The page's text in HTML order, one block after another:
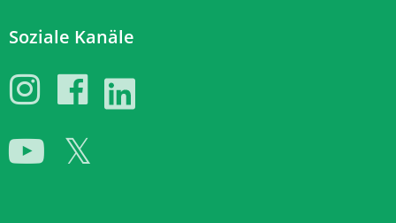
Soziale Kanäle